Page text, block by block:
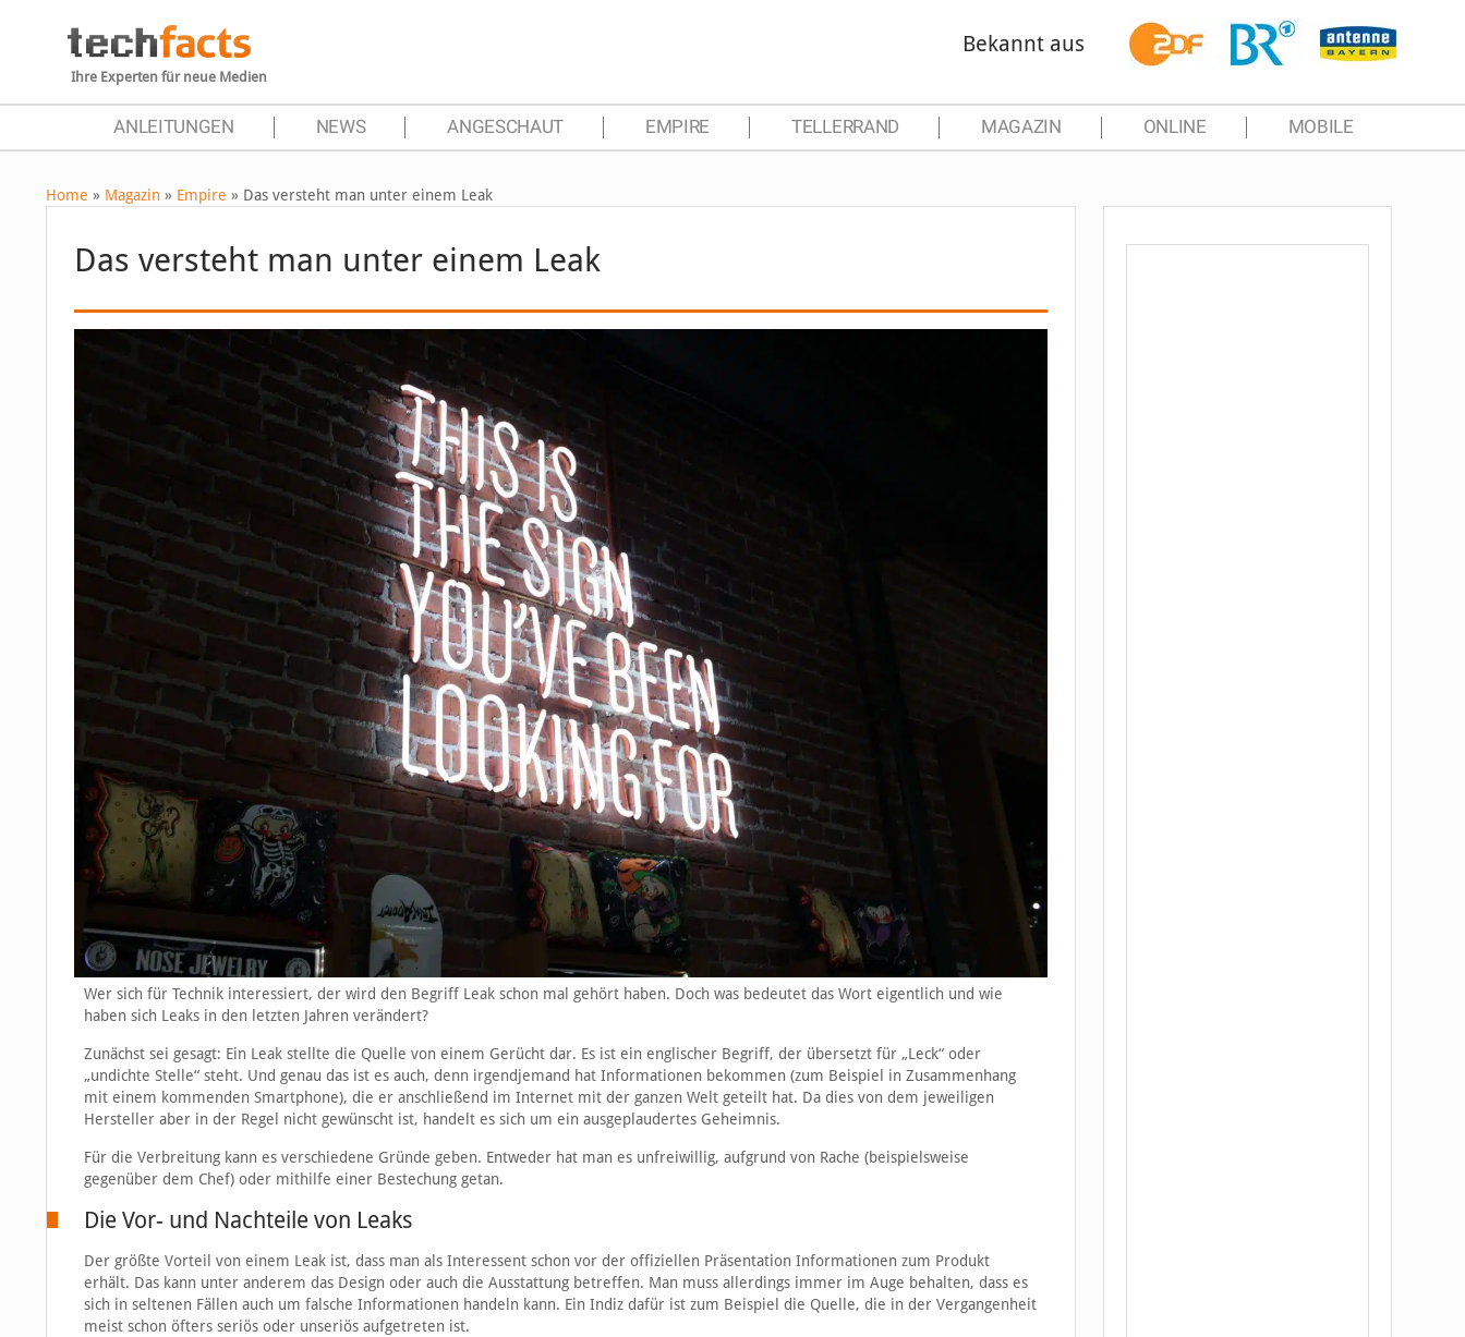
Ihre Experten für neue Medien
Bekannt aus
ANLEITUNGEN NEWS ANGESCHAUT EMPIRE TELLERRAND MAGAZIN ONLINE MOBILE
Home » Magazin » Empire » Das versteht man unter einem Leak
Das versteht man unter einem Leak
Wer sich für Technik interessiert, der wird den Begriff Leak schon mal gehört haben. Doch was bedeutet das Wort eigentlich und wie
haben sich Leaks in den letzten Jahren verändert?
Zunächst sei gesagt: Ein Leak stellte die Quelle von einem Gerücht dar. Es ist ein englischer Begriff, der übersetzt für „Leck“ oder
„undichte Stelle“ steht. Und genau das ist es auch, denn irgendjemand hat Informationen bekommen (zum Beispiel in Zusammenhang
mit einem kommenden Smartphone), die er anschließend im Internet mit der ganzen Welt geteilt hat. Da dies von dem jeweiligen
Hersteller aber in der Regel nicht gewünscht ist, handelt es sich um ein ausgeplaudertes Geheimnis.
Für die Verbreitung kann es verschiedene Gründe geben. Entweder hat man es unfreiwillig, aufgrund von Rache (beispielsweise
gegenüber dem Chef) oder mithilfe einer Bestechung getan.
Die Vor- und Nachteile von Leaks
Der größte Vorteil von einem Leak ist, dass man als Interessent schon vor der offiziellen Präsentation Informationen zum Produkt
erhält. Das kann unter anderem das Design oder auch die Ausstattung betreffen. Man muss allerdings immer im Auge behalten, dass es
sich in seltenen Fällen auch um falsche Informationen handeln kann. Ein Indiz dafür ist zum Beispiel die Quelle, die in der Vergangenheit
meist schon öfters seriös oder unseriös aufgetreten ist.